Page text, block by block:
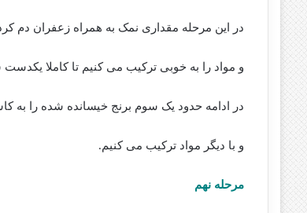
در این مرحله مقداری نمک به همراه زعفران دم
و مواد را به خوبی ترکیب می کنیم تا کاملا یکدست
در ادامه حدود یک سوم برنج خیسانده شده را به
و با دیگر مواد ترکیب می کنیم.
مرحله نهم